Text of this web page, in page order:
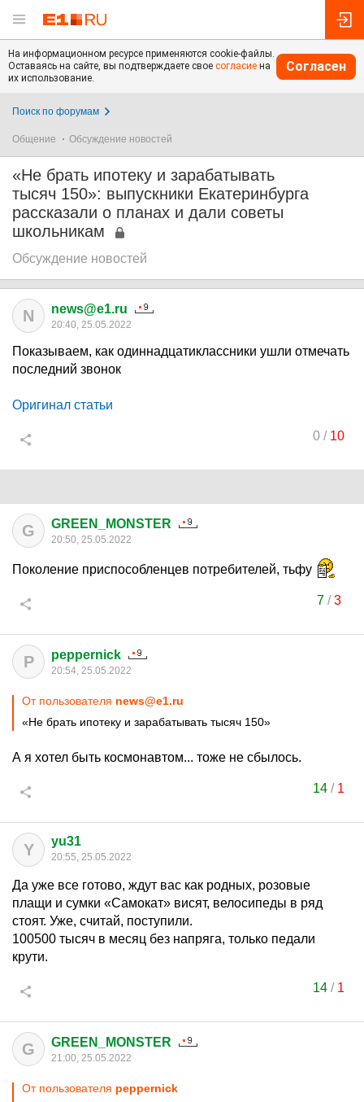
На информационном ресурсе применяются cookie-файлы.
Оставаясь на сайте, вы подтверждаете свое согласие на
их использование.
Согласен
Поиск по форумам
Общение Обсуждение новостей
«Не брать ипотеку и зарабатывать
тысяч 150»: выпускники Екатеринбурга
рассказали о планах и дали советы
школьникам
Обсуждение новостей
N news@e1.ru
20:40, 25.05.2022
Показываем, как одиннадцатиклассники ушли отмечать
последний звонок
Оригинал статьи
0 / 10
G GREEN_MONSTER
20:50, 25.05.2022
Поколение приспособленцев потребителей, тьфу
7/3
P peppernick
20:54, 25.05.2022
От пользователя news@e1.ru
«Не брать ипотеку и зарабатывать тысяч 150»
А я хотел быть космонавтом... тоже не сбылось.
14 / 1
Y yu31
20:55, 25.05.2022
Да уже все готово, ждут вас как родных, розовые
плащи и сумки «Самокат» висят, велосипеды в ряд
стоят. Уже, считай, поступили.
100500 тысяч в месяц без напряга, только педали
крути.
14 / 1
G GREEN_MONSTER
21:00, 25.05.2022
От пользователя peppernick